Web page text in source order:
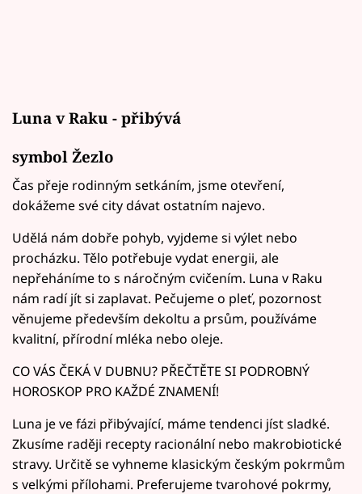
Luna v Raku - přibývá
symbol Žezlo
Čas přeje rodinným setkáním, jsme otevření,
dokážeme své city dávat ostatním najevo.
Udělá nám dobře pohyb, vyjdeme si výlet nebo
procházku. Tělo potřebuje vydat energii, ale
nepřeháníme to s náročným cvičením. Luna v Raku
nám radí jít si zaplavat. Pečujeme o pleť, pozornost
věnujeme především dekoltu a prsům, používáme
kvalitní, přírodní mléka nebo oleje.
CO VÁS ČEKÁ V DUBNU? PŘEČTĚTE SI PODROBNÝ
HOROSKOP PRO KAŽDÉ ZNAMENÍ!
Luna je ve fázi přibývající, máme tendenci jíst sladké.
Zkusíme raději recepty racionální nebo makrobiotické
stravy. Určitě se vyhneme klasickým českým pokrmům
s velkými přílohami. Preferujeme tvarohové pokrmy,